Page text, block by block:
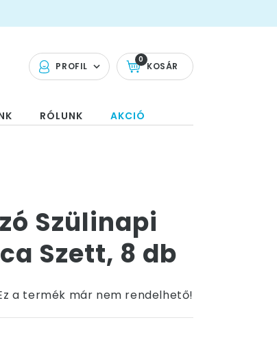
PROFIL KOSÁR
0
RÓLUNK AKCIÓ
Szülinapi
Szett, 8 db
a termék már nem rendelhető!